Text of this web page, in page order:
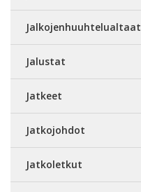
Jalkojenhuuhtelualtaat
Jalustat
Jatkeet
Jatkojohdot
Jatkoletkut